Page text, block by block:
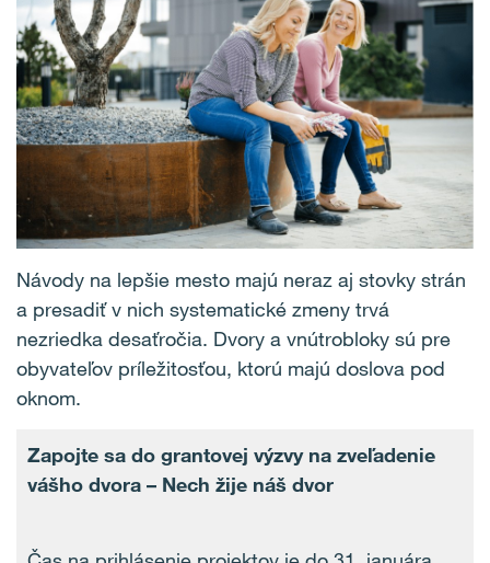
Návody na lepšie mesto majú neraz aj stovky strán
a presadiť v nich systematické zmeny trvá
nezriedka desaťročia. Dvory a vnútrobloky sú pre
obyvateľov príležitosťou, ktorú majú doslova pod
oknom.
Zapojte sa do grantovej výzvy na zveľadenie
vášho dvora – Nech žije náš dvor